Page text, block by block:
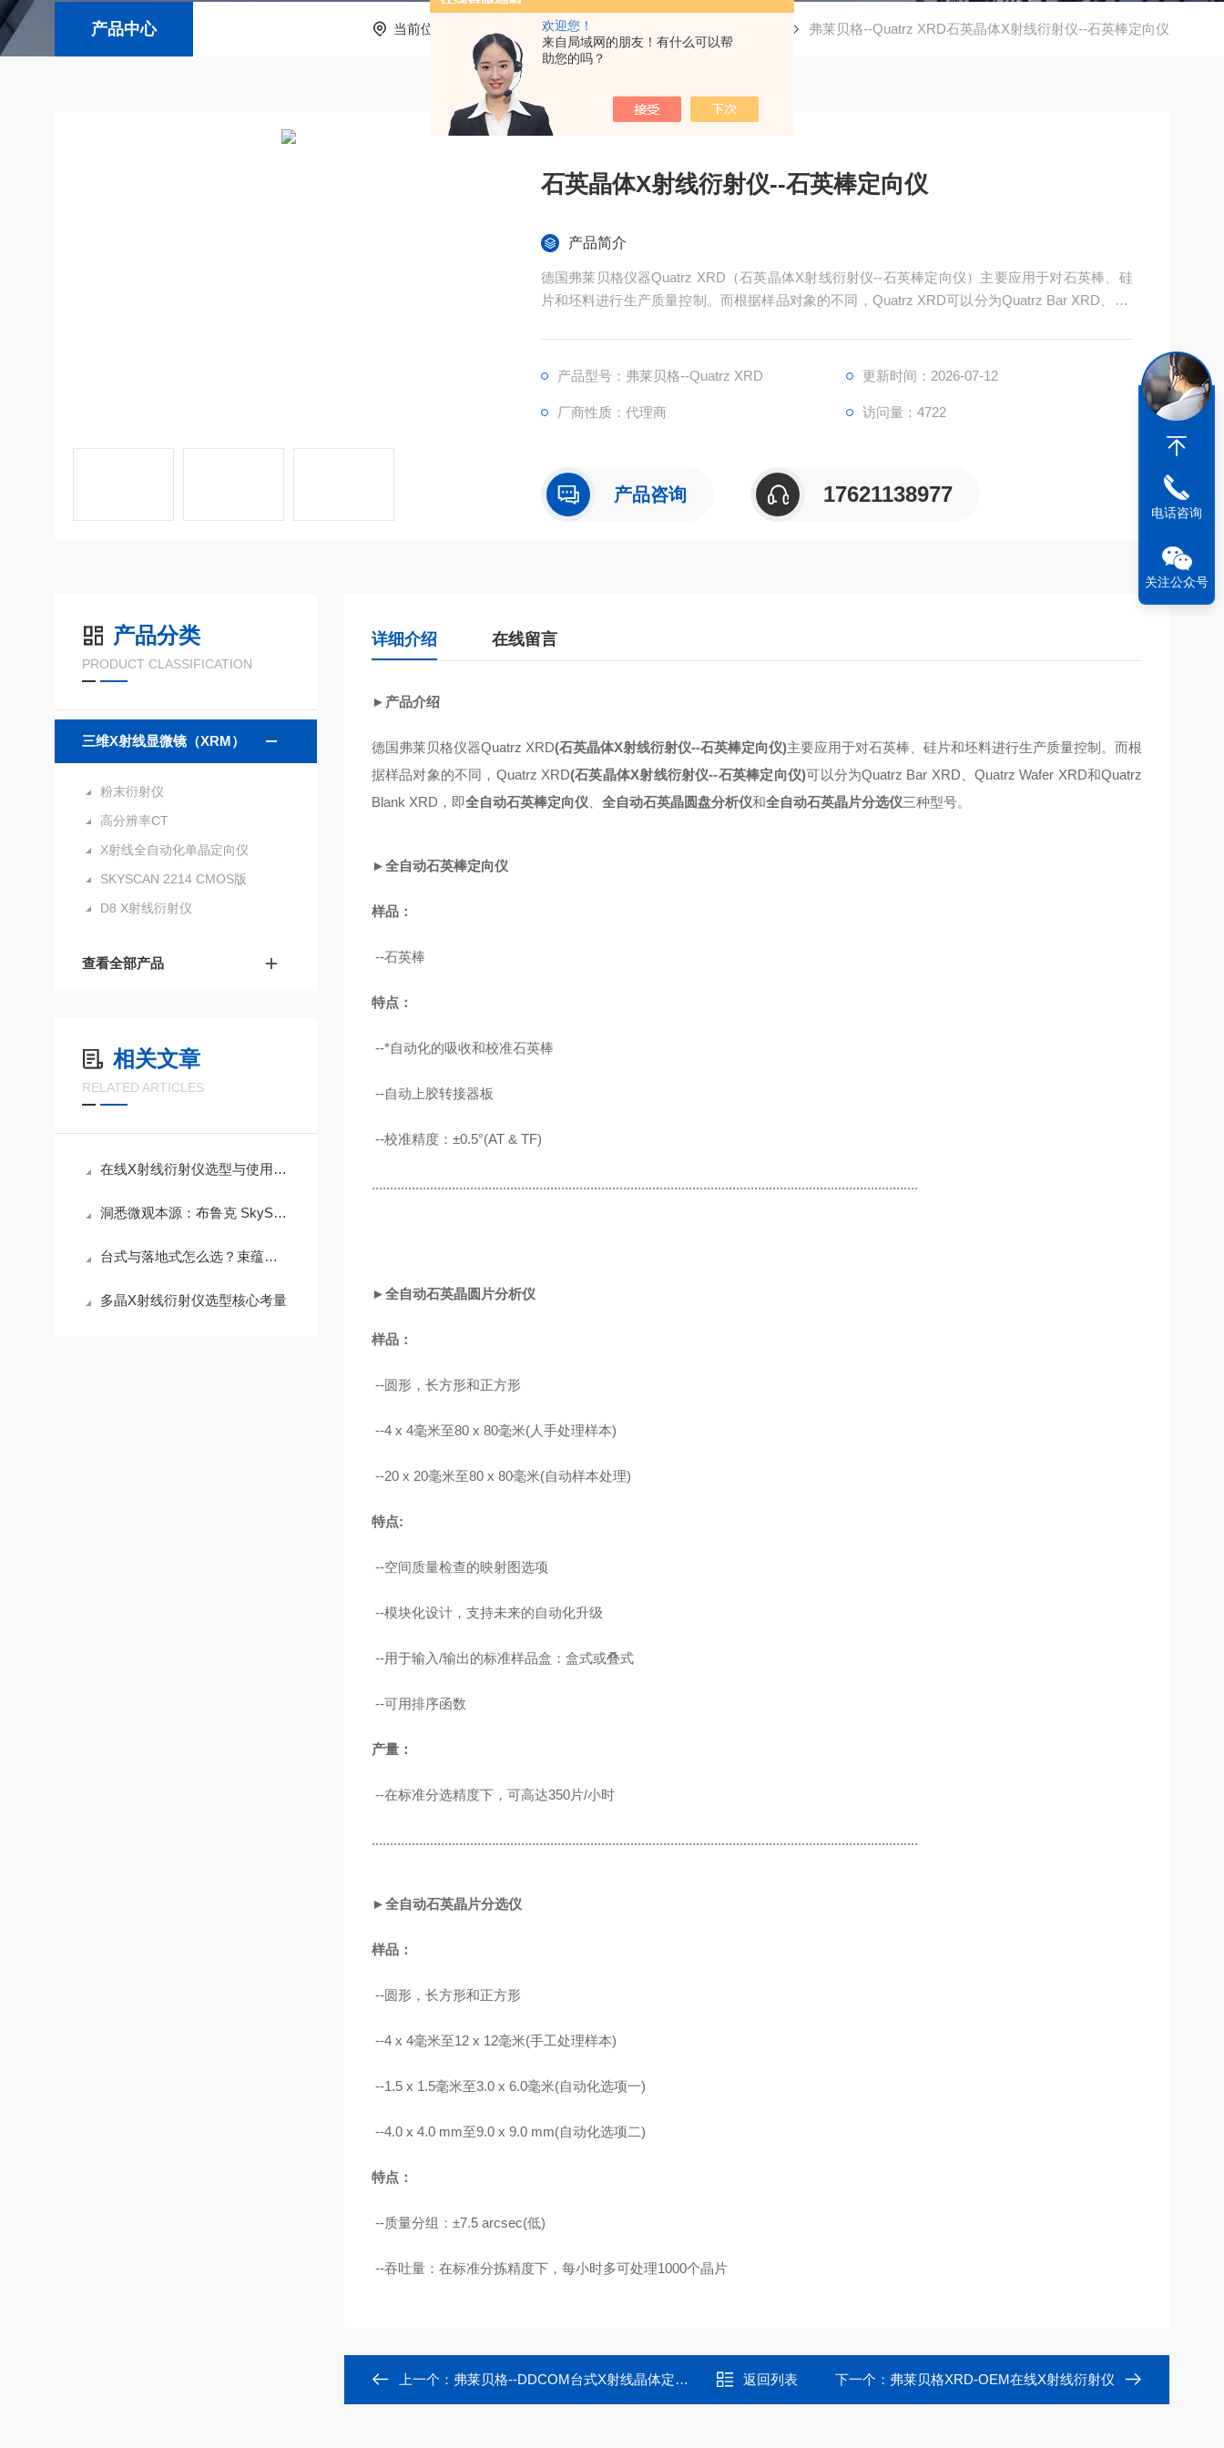
欢迎您！
来自局域网的朋友！有什么可以帮
助您的吗？
产品中心 当前位置： 产品中心 弗莱贝格--Quatrz XRD石英晶体X射线衍射仪--石英棒定向仪
石英晶体X射线衍射仪--石英棒定向仪
产品简介
德国弗莱贝格仪器Quatrz XRD（石英晶体X射线衍射仪--石英棒定向仪）主要应用于对石英棒、硅
片和坯料进行生产质量控制。而根据样品对象的不同，Quatrz XRD可以分为Quatrz Bar XRD、Qu
产品型号：弗莱贝格--Quatrz XRD
更新时间：2026-07-12
厂商性质：代理商 访问量：4722
产品咨询 17621138977
产品分类
PRODUCT CLASSIFICATION
三维X射线显微镜（XRM）
粉末衍射仪
高分辨率CT
X射线全自动化单晶定向仪
SKYSCAN 2214 CMOS版
D8 X射线衍射仪
查看全部产品
相关文章
RELATED ARTICLES
在线X射线衍射仪选型与使用建议
洞悉微观本源：布鲁克 SkyScan 2214 X射线显微成像系统
台式与落地式怎么选？束蕴仪器多晶X射线衍射仪（D2 PHASER/D8系列）选购指南
多晶X射线衍射仪选型核心考量
详细介绍 在线留言
►产品介绍
德国弗莱贝格仪器Quatrz XRD(石英晶体X射线衍射仪--石英棒定向仪)主要应用于对石英棒、硅片和坯料进行生产质量控制。而根
据样品对象的不同，Quatrz XRD(石英晶体X射线衍射仪--石英棒定向仪)可以分为Quatrz Bar XRD、Quatrz Wafer XRD和Quatrz
Blank XRD，即全自动石英棒定向仪 全自动石英晶圆盘分析仪和全自动石英晶片分选仪三种型号。
►全自动石英棒定向仪
样品：
--石英棒
特点：
--*自动化的吸收和校准石英棒
--自动上胶转接器板
--校准精度：±0.5°(AT & TF)
......................................................................................................................................................
►全自动石英晶圆片分析仪
样品：
--圆形，长方形和正方形
--4 x 4毫米至80 x 80毫米(人手处理样本)
--20 x 20毫米至80 x 80毫米(自动样本处理)
特点:
--空间质量检查的映射图选项
--模块化设计，支持未来的自动化升级
--用于输入/输出的标准样品盒：盒式或叠式
--可用排序函数
产量：
--在标准分选精度下，可高达350片/小时
......................................................................................................................................................
►全自动石英晶片分选仪
样品：
--圆形，长方形和正方形
--4 x 4毫米至12 x 12毫米(手工处理样本)
--1.5 x 1.5毫米至3.0 x 6.0毫米(自动化选项一)
--4.0 x 4.0 mm至9.0 x 9.0 mm(自动化选项二)
特点：
--质量分组：±7.5 arcsec(低)
--吞吐量：在标准分拣精度下，每小时多可处理1000个晶片
上一个： 弗莱贝格--DDCOM台式X射线晶体定向仪--单晶X射线衍射仪 返回列表 下一个： 弗莱贝格XRD-OEM在线X射线衍射仪
电话咨询
关注公众号